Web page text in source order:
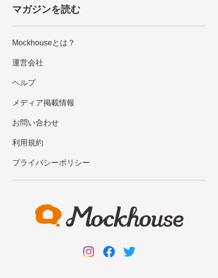
マガジンを読む
Mockhouseとは？
運営会社
ヘルプ
メディア掲載情報
お問い合わせ
利用規約
プライバシーポリシー